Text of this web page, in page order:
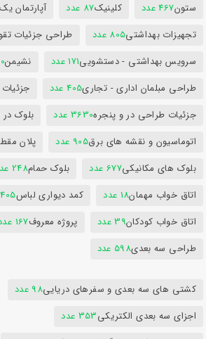
ستون467 عدد کلینیک87 عدد آپارتمان
تجهیزات بهداشتی805 عدد طراحی جزئیات
سرویس بهداشتی - دستشویی171 عدد نشیمن
طراحی مبلمان اداری - تجاری405 عدد جزئیات
جزئیات طراحی در و پنجره3630 عدد بلوک در
اتوماسیون و نقشه های برق905 عدد پلان
بلوک های مکانیکی677 عدد بلوک حمام248 عدد
اتاق خواب مهمان18 عدد کمد دیواری لباس405 عدد
اتاق خواب کودکان39 عدد پروژه معروف167 عدد
طراحی سه بعدی598 عدد
کشتی های سه بعدی و سفرهای دریایی98 عدد
اجزای سه بعدی الکتریکی353 عدد